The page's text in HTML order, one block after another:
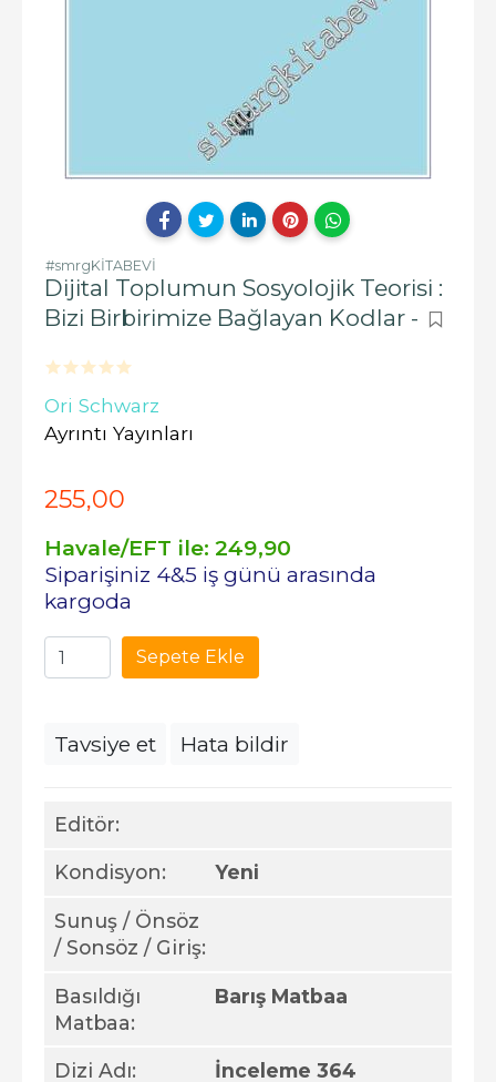
#smrgKİTABEVİ
Dijital Toplumun Sosyolojik Teorisi :
Bizi Birbirimize Bağlayan Kodlar -
Ori Schwarz
Ayrıntı Yayınları
Editör:
Kondisyon: Yeni
Sunuş / Önsöz
/ Sonsöz / Giriş:
Basıldığı
Matbaa:
Barış Matbaa
Dizi Adı: İnceleme 364
255,00
Havale/EFT ile: 249,90
Siparişiniz 4&5 iş günü arasında
kargoda
Sepete Ekle
Tavsiye et Hata bildir